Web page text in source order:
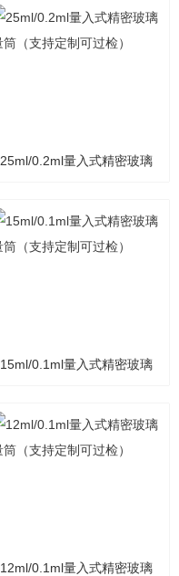
25ml/0.2ml量入式精密玻璃
15ml/0.1ml量入式精密玻璃
12ml/0.1ml量入式精密玻璃